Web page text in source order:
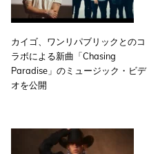
カイゴ、ワンリパブリックとのコ
ラボによる新曲「Chasing
Paradise」のミュージック・ビデ
オを公開